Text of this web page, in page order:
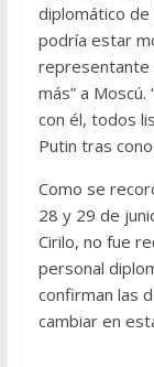
diplomático de
podría estar
representante
más” a
con él, todos
Putin tras
Como se
28 y 29 de
Cirilo, no fue
personal
confirman las
cambiar en